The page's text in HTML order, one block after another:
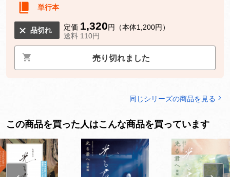
単行本
品切れ 定価 1,320円（本体1,200円）
送料 110円
売り切れました
同じシリーズの商品を見る
この商品を買った人はこんな商品を買っています